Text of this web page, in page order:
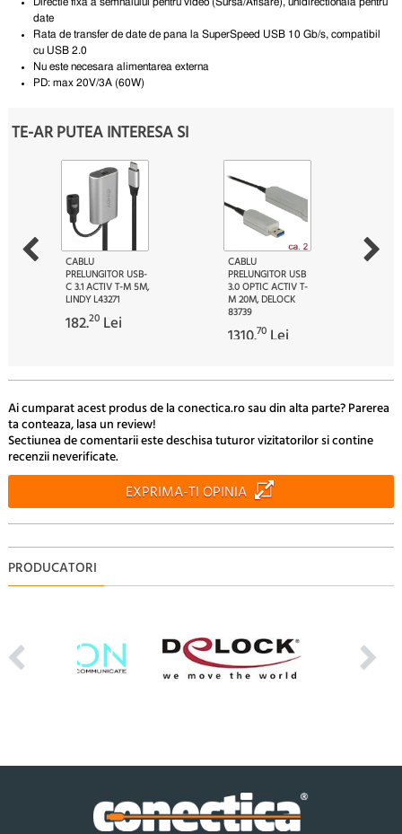
date
Rata de transfer de date de pana la SuperSpeed ​​USB 10 Gb/s, compatibil
cu USB 2.0
Nu este necesara alimentarea externa
PD: max 20V/3A (60W)
TE-AR PUTEA INTERESA SI
CABLU
PRELUNGITOR USB-
C 3.1 ACTIV T-M 5M,
LINDY L43271
182.20 Lei
CABLU
PRELUNGITOR USB
3.0 OPTIC ACTIV T-
M 20M, DELOCK
83739
1310.70 Lei
Ai cumparat acest produs de la conectica.ro sau din alta parte? Parerea
ta conteaza, lasa un review!
Sectiunea de comentarii este deschisa tuturor vizitatorilor si contine
recenzii neverificate.
EXPRIMA-TI OPINIA
PRODUCATORI